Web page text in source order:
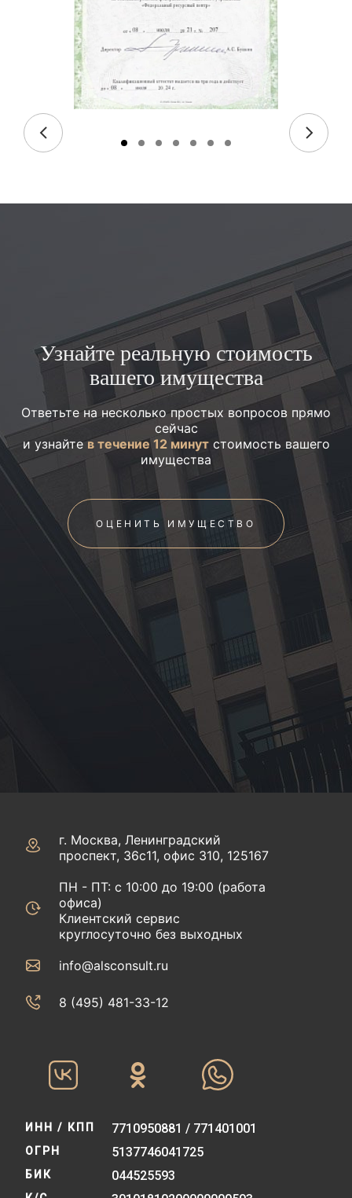
Узнайте реальную стоимость
вашего имущества
Ответьте на несколько простых вопросов прямо
сейчас
и узнайтев течение 12 минутстоимость вашего
имущества
ОЦЕНИТЬ ИМУЩЕСТВО
г. Москва, Ленинградский
проспект, 36с11, офис 310, 125167
ПН - ПТ: с 10:00 до 19:00 (работа
офиса)
Клиентский сервис
круглосуточно без выходных
info@alsconsult.ru
8 (495) 481-33-12‬‬
ИНН / КПП 7710950881 / 771401001
ОГРН 5137746041725
БИК 044525593